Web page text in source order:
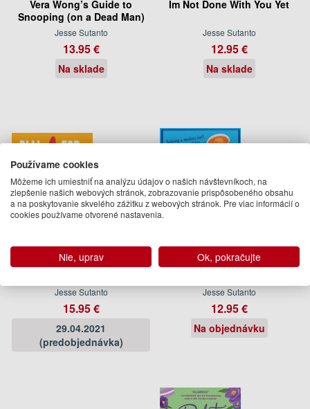
Vera Wong’s Guide to
Snooping (on a Dead Man)
Jesse Sutanto
13.95 €
Na sklade
Im Not Done With You Yet
Jesse Sutanto
12.95 €
Na sklade
Dial A For Aunties
Jesse Sutanto
15.95 €
29.04.2021
(predobjednávka)
Vera Wong's Unsolicited
Jesse Sutanto
12.95 €
Na objednávku
Používame cookies
Môžeme ich umiestniť na analýzu údajov o našich návštevníkoch, na
zlepšenie našich webových stránok, zobrazovanie prispôsobeného obsahu
a na poskytovanie skvelého zážitku z webových stránok. Pre viac informácií o
cookies používame otvorené nastavenia.
Nie, uprav Ok, pokračujte